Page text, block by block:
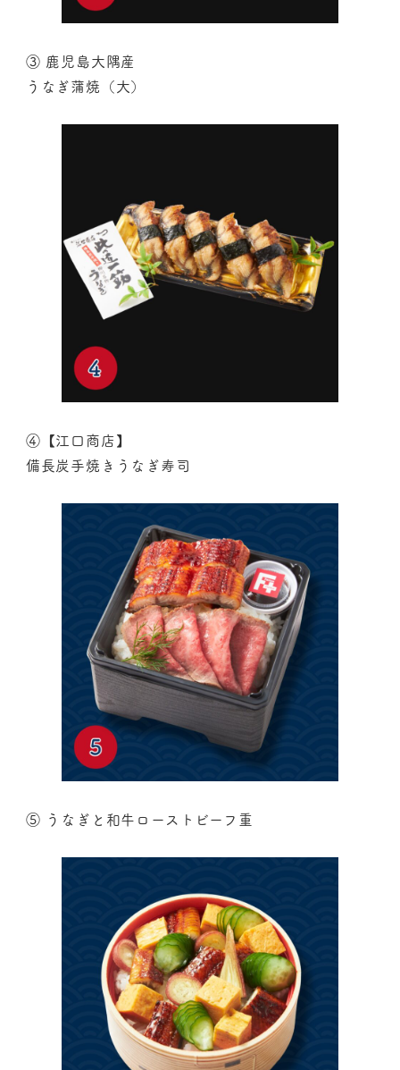
③ 鹿児島大隅産
うなぎ蒲焼（大）
④【江口商店】
備長炭手焼きうなぎ寿司
⑤ うなぎと和牛ローストビーフ重